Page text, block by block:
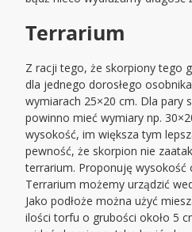
Terrarium
Z racji tego, że skorpiony tego
dla jednego dorosłego
wymiarach 25×20 cm. Dla pary
powinno mieć wymiary np.
wysokość, im większa tym
pewność, że skorpion nie
terrarium. Proponuję wysokość
Terrarium możemy urządzić
Jako podłoże można użyć
ilości torfu o grubości około 5